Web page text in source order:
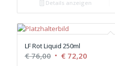
Details anzeigen
LF Rot Liquid 250ml
€76,00 Ursprünglicher
€72,20Aktueller